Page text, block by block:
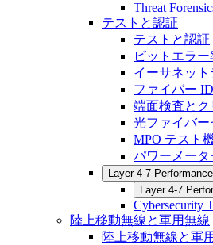
Threat
テストと認証
テストと認証
ビットエラー
イーサネット
ファイバー ID
端面検査と
光ファイバー
MPO テスト
パワーメータ
Layer 4-7
Layer 4-7
Cybersecurity
陸上移動無線と軍用無線
陸上移動無線と軍